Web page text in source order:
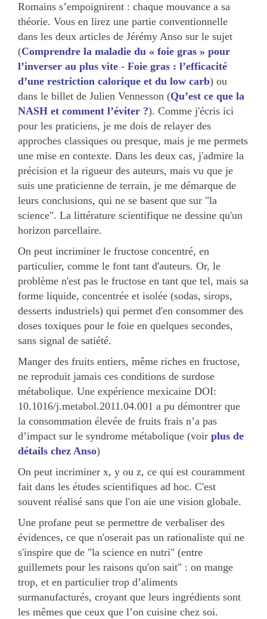
Romains s’empoignirent : chaque mouvance a sa
théorie. Vous en lirez une partie conventionnelle
dans les deux articles de Jérémy Anso sur le sujet
(Comprendre la maladie du « foie gras » pour
l’inverser au plus vite - Foie gras : l’efficacité
d’une restriction calorique et du low carb) ou
dans le billet de Julien Vennesson (Qu’est ce que la
NASH et comment l’éviter ?). Comme j'écris ici
pour les praticiens, je me dois de relayer des
approches classiques ou presque, mais je me permets
une mise en contexte. Dans les deux cas, j'admire la
précision et la rigueur des auteurs, mais vu que je
suis une praticienne de terrain, je me démarque de
leurs conclusions, qui ne se basent que sur "la
science". La littérature scientifique ne dessine qu'un
horizon parcellaire.
On peut incriminer le fructose concentré, en
particulier, comme le font tant d'auteurs. Or, le
problème n'est pas le fructose en tant que tel, mais sa
forme liquide, concentrée et isolée (sodas, sirops,
desserts industriels) qui permet d'en consommer des
doses toxiques pour le foie en quelques secondes,
sans signal de satiété.
Manger des fruits entiers, même riches en fructose,
ne reproduit jamais ces conditions de surdose
métabolique. Une expérience mexicaine DOI:
10.1016/j.metabol.2011.04.001 a pu démontrer que
la consommation élevée de fruits frais n’a pas
d’impact sur le syndrome métabolique (voir plus de
détails chez Anso)
On peut incriminer x, y ou z, ce qui est couramment
fait dans les études scientifiques ad hoc. C'est
souvent réalisé sans que l'on aie une vision globale.
Une profane peut se permettre de verbaliser des
évidences, ce que n'oserait pas un rationaliste qui ne
s'inspire que de "la science en nutri" (entre
guillemets pour les raisons qu'on sait" : on mange
trop, et en particulier trop d’aliments
surmanufacturés, croyant que leurs ingrédients sont
les mêmes que ceux que l’on cuisine chez soi.